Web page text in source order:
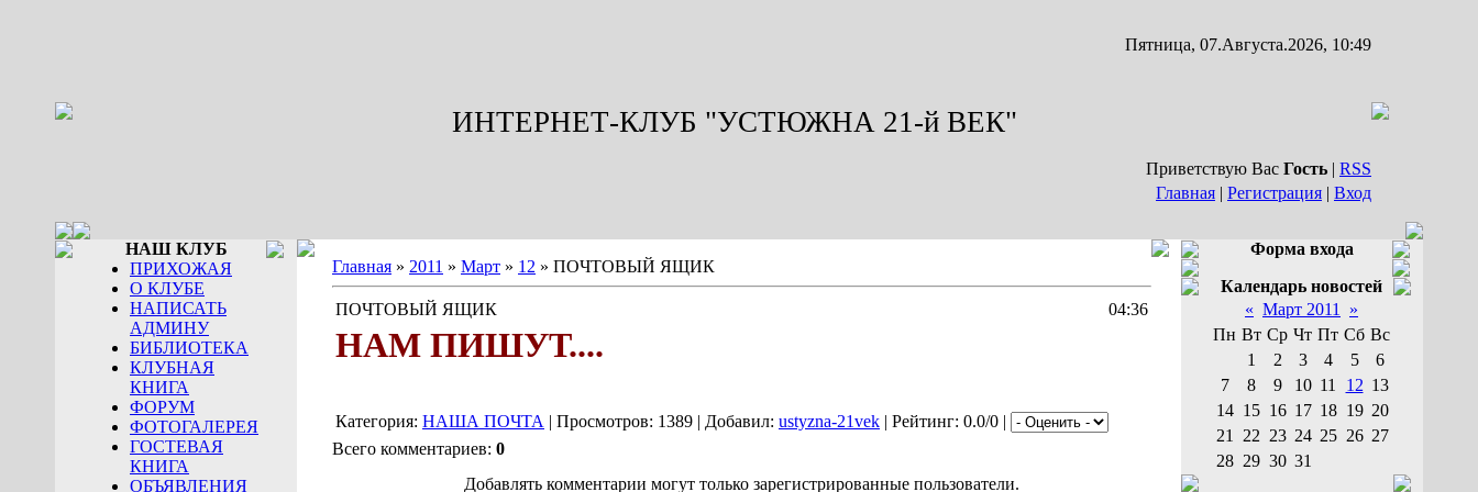
Пятница, 07.Августа.2026, 10:49
ИНТЕРНЕТ-КЛУБ "УСТЮЖНА 21-й ВЕК"
Приветствую Вас Гость | RSS
Главная | Регистрация | Вход
НАШ КЛУБ
ПРИХОЖАЯ
О КЛУБЕ
НАПИСАТЬ
АДМИНУ
БИБЛИОТЕКА
КЛУБНАЯ
КНИГА
ФОРУМ
ФОТОГАЛЕРЕЯ
ГОСТЕВАЯ
КНИГА
ОБЪЯВЛЕНИЯ
Главная » 2011 » Март » 12 » ПОЧТОВЫЙ ЯЩИК
ПОЧТОВЫЙ ЯЩИК 04:36
НАМ ПИШУТ....
Категория: НАША ПОЧТА | Просмотров: 1389 | Добавил: ustyzna-21vek | Рейтинг: 0.0/0 |
Всего комментариев: 0
Добавлять комментарии могут только зарегистрированные пользователи.
Форма входа
Календарь новостей
« Март 2011
»
Пн Вт Ср Чт Пт Сб Вс
1
2 3 4 5
6
7
8 9 10 11 12 13
14 15 16 17 18 19 20
21
22 23 24 25 26 27
28 29 30 31